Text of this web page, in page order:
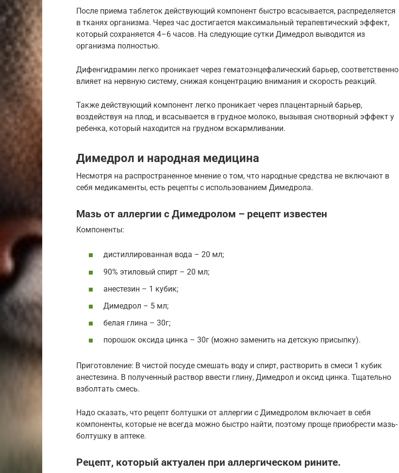
После приема таблеток действующий компонент быстро всасывается, распределяется
в тканях организма. Через час достигается максимальный терапевтический эффект,
который сохраняется 4–6 часов. На следующие сутки Димедрол выводится из
организма полностью.
Дифенгидрамин легко проникает через гематоэнцефалический барьер, соответственно
влияет на нервную систему, снижая концентрацию внимания и скорость реакций.
Также действующий компонент легко проникает через плацентарный барьер,
воздействуя на плод, и всасывается в грудное молоко, вызывая снотворный эффект у
ребенка, который находится на грудном вскармливании.
Димедрол и народная медицина
Несмотря на распространенное мнение о том, что народные средства не включают в
себя медикаменты, есть рецепты с использованием Димедрола.
Мазь от аллергии с Димедролом – рецепт известен
Компоненты:
дистиллированная вода – 20 мл;
90% этиловый спирт – 20 мл;
анестезин – 1 кубик;
Димедрол – 5 мл;
белая глина – 30г;
порошок оксида цинка – 30г (можно заменить на детскую присыпку).
Приготовление: В чистой посуде смешать воду и спирт, растворить в смеси 1 кубик
анестезина. В полученный раствор ввести глину, Димедрол и оксид цинка. Тщательно
взболтать смесь.
Надо сказать, что рецепт болтушки от аллергии с Димедролом включает в себя
компоненты, которые не всегда можно быстро найти, поэтому проще приобрести мазь-
болтушку в аптеке.
Рецепт, который актуален при аллергическом рините.